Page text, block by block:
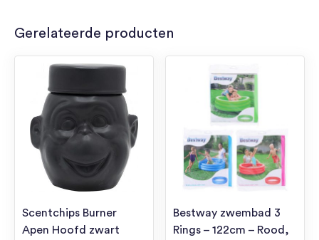
Gerelateerde producten
Scentchips Burner
Apen Hoofd zwart
Bestway zwembad 3
Rings – 122cm – Rood,